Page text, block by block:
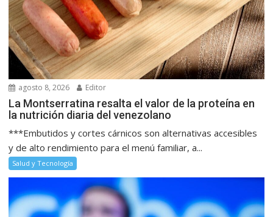
agosto 8, 2026 Editor
La Montserratina resalta el valor de la proteína en
la nutrición diaria del venezolano
***Embutidos y cortes cárnicos son alternativas accesibles
y de alto rendimiento para el menú familiar, a...
Salud y Tecnología